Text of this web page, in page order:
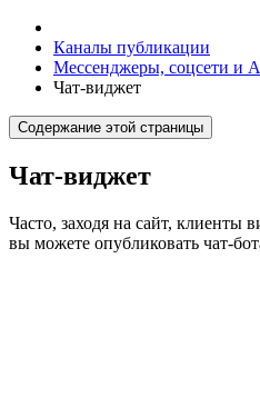
Каналы публикации
Мессенджеры, соцсети и
Чат-виджет
Содержание этой страницы
Чат-виджет
Часто, заходя на сайт, клиенты
вы можете опубликовать чат-